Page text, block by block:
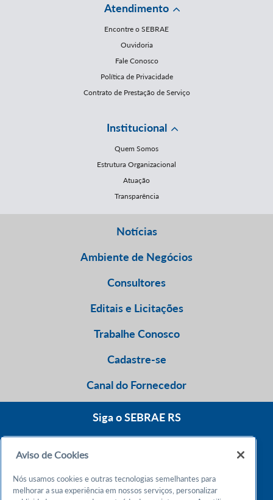
Atendimento
Encontre o SEBRAE
Ouvidoria
Fale Conosco
Política de Privacidade
Contrato de Prestação de Serviço
Institucional
Quem Somos
Estrutura Organizacional
Atuação
Transparência
Notícias
Ambiente de Negócios
Consultores
Editais e Licitações
Trabalhe Conosco
Cadastre-se
Canal do Fornecedor
Siga o SEBRAE RS
Atendimento 24h
Aviso de Cookies
Nós usamos cookies e outras tecnologias semelhantes para
melhorar a sua experiência em nossos serviços, personalizar